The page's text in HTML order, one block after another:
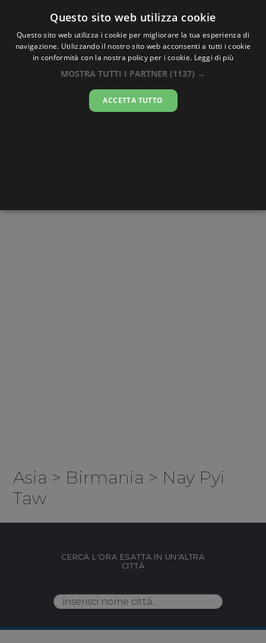
Oraesatta.co
Ora EsattaNay Pyi Taw
09:04:06
Asia > Birmania > Nay Pyi
Taw
CERCA L'ORA ESATTA IN UN'ALTRA
CITTÀ
Questo sito web utilizza cookie
Questo sito web utilizza i cookie per migliorare la tua esperienza di
navigazione. Utilizzando il nostro sito web acconsenti a tutti i cookie
in conformità con la nostra policy per i cookie. Leggi di più
MOSTRA TUTTI I PARTNER (1137) →
ACCETTA TUTTO